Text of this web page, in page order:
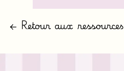
← Retour aux ressources